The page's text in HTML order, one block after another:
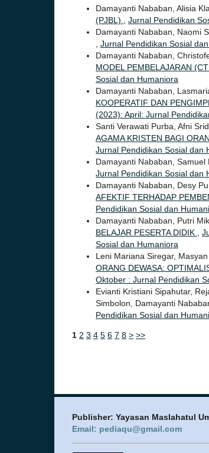
Damayanti Nababan, Alisia
(PJBL)
Jurnal Pendidikan
Damayanti Nababan, Naomi
Jurnal Pendidikan Sosial
Damayanti Nababan,
MODEL PEMBELAJARAN
Sosial dan Humaniora
Damayanti Nababan,
KOOPERATIF DAN
(2023): April: Jurnal
Santi Verawati Purba, Afni
AGAMA KRISTEN BAGI
Jurnal Pendidikan Sosial dan
Damayanti Nababan, Samuel
Jurnal Pendidikan Sosial dan
Damayanti Nababan, Desy
AFEKTIF TERHADAP
Pendidikan Sosial dan
Damayanti Nababan, Putri
BELAJAR PESERTA DIDIK
Sosial dan Humaniora
Leni Mariana Siregar,
ORANG DEWASA:
Oktober : Jurnal Pendidikan
Evianti Kristiani Sipahutar,
Simbolon, Damayanti
Pendidikan Sosial dan
1 2 3 4 5 6 7 8 > >>
Publisher: Yayasan Maslahatul
Email: pediaqu@gmail.com